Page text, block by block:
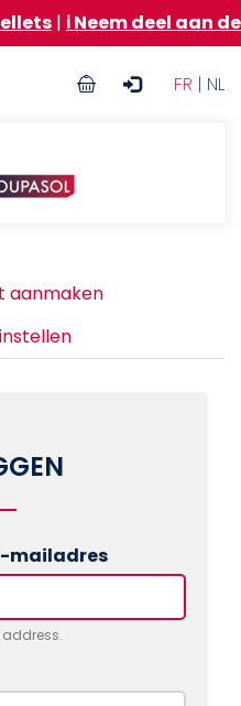
|ℹ️ Neem deel aan
FR | NL
User
aanmaken
mailadres
address.